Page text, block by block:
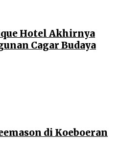
Hotel Akhirnya
Cagar Budaya
di Koeboeran